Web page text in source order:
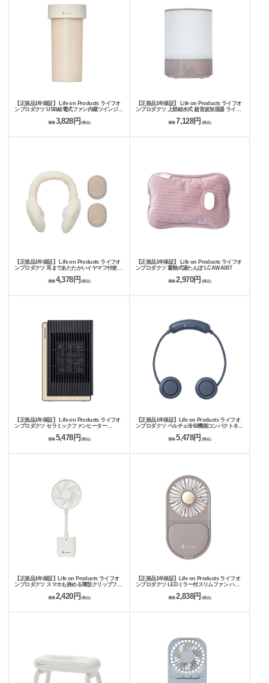
【正規品1年保証】 Life on Products ライフオ
ンプロダクツ USB給電式ファン内蔵ツインジェ
価格 3,828円 (税込)
【正規品1年保証】 Life on Products ライフオ
ンプロダクツ 上部給水式 超音波加湿器 ライト
価格7,128円 (税込)
【正規品1年保証】 Life on Products ライフオ
ンプロダクツ 耳まであたたかいイヤマフ付使い
価格 4,378円(税込)
【正規品1年保証】 Life on Products ライフオ
ンプロダクツ 蓄熱式湯たんぽ LCAWA007
価格2,970円 (税込)
【正規品1年保証】 Life on Products ライフオ
ンプロダクツ セラミックファンヒーター
価格 5,478円 (税込)
【正規品1年保証】Life on Products ライフオ
ンプロダクツ ペルチェ冷却機能コンパクトネッ
価格5,478円 (税込)
【正規品1年保証】Life on Products ライフオ
ンプロダクツ スマホも挟める薄型クリップファ
価格 2,420円 (税込)
【正規品1年保証】Life on Products ライフオ
ンプロダクツ LEDミラー付スリムファン ハン
価格2,838円 (税込)